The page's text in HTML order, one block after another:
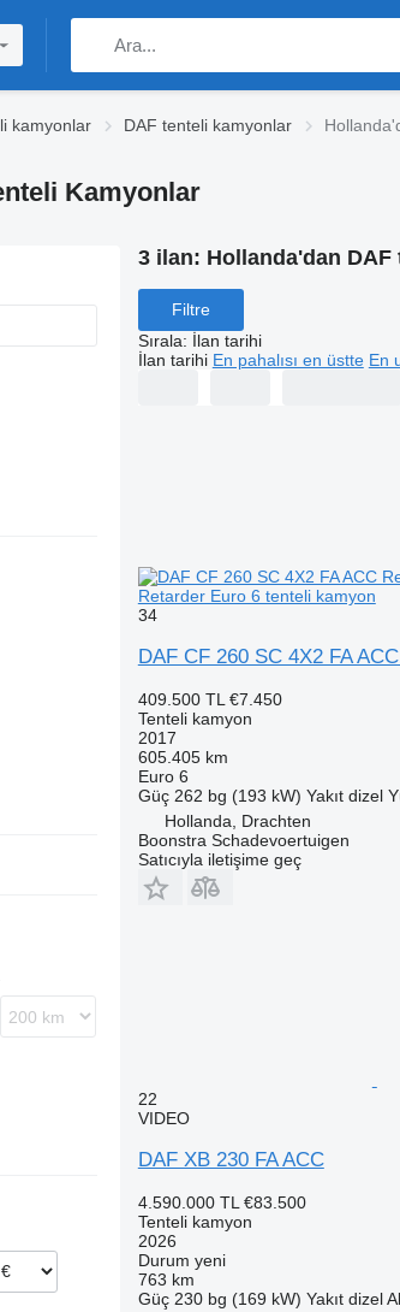
kamyonlar DAF tenteli kamyonlar
Kamyonlar
3 ilan: Hollanda'dan
Filtre
Sırala: İlan tarihi
İlan tarihi En pahalısı en üstte En
Retarder Euro 6 tenteli kamyon
34
DAF CF 260 SC 4X2 FA
409.500 TL €7.450
Tenteli kamyon
2017
605.405 km
Euro 6
Güç 262 bg (193 kW) Yakıt dizel
Hollanda, Drachten
Boonstra Schadevoertuigen
Satıcıyla iletişime geç
22
VIDEO
DAF XB 230 FA ACC
4.590.000 TL €83.500
Tenteli kamyon
2026
Durum yeni
763 km
Güç 230 bg (169 kW) Yakıt dizel